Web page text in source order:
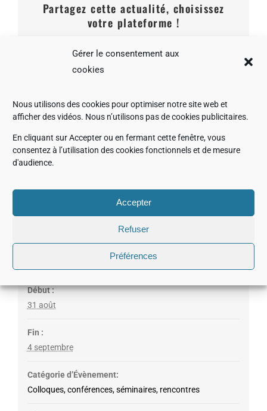
Gérer le consentement aux
cookies
Nous utilisons des cookies pour optimiser notre site web et
afficher des vidéos. Nous n’utilisons pas de cookies publicitaires.
En cliquant sur Accepter ou en fermant cette fenêtre, vous
consentez à l’utilisation des cookies fonctionnels et de mesure
d'audience.
Accepter
Refuser
Préférences
Partagez cette actualité, choisissez
votre plateforme !
Facebook
X LinkedInWhatsApp
JEOL partenaire
d’EUROMAR 2026
JEOL sera au colloque
de la SFµ junior 2026
Début :
31 août
Fin :
4 septembre
Catégorie d’Évènement:
Colloques, conférences, séminaires, rencontres